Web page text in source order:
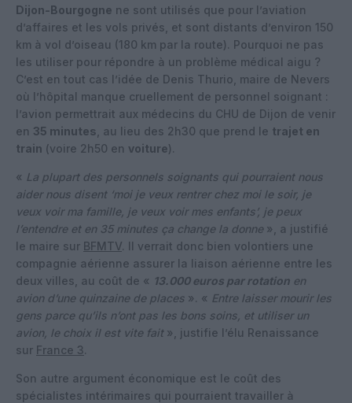
Dijon-Bourgogne ne sont utilisés que pour l’aviation
d’affaires et les vols privés, et sont distants d’environ 150
km à vol d’oiseau (180 km par la route). Pourquoi ne pas
les utiliser pour répondre à un problème médical aigu ?
C’est en tout cas l’idée de Denis Thurio, maire de Nevers
où l’hôpital manque cruellement de personnel soignant :
l’avion permettrait aux médecins du CHU de Dijon de venir
en 35 minutes , au lieu des 2h30 que prend le trajet en
train (voire 2h50 en voiture).
« La plupart des personnels soignants qui pourraient nous
aider nous disent ‘moi je veux rentrer chez moi le soir, je
veux voir ma famille, je veux voir mes enfants’, je peux
l’entendre et en 35 minutes ça change la donne », a justifié
le maire sur BFMTV. Il verrait donc bien volontiers une
compagnie aérienne assurer la liaison aérienne entre les
deux villes, au coût de « 13.000 euros par rotation en
avion d’une quinzaine de places ». « Entre laisser mourir les
gens parce qu’ils n’ont pas les bons soins, et utiliser un
avion, le choix il est vite fait », justifie l’élu Renaissance
sur France 3.
Son autre argument économique est le coût des
spécialistes intérimaires qui pourraient travailler à